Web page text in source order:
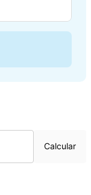
Calcular